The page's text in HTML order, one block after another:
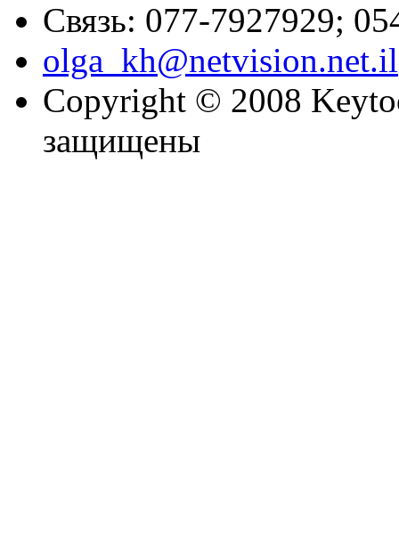
Связь: 077-7927929;
olga_kh@netvision.net.il
Copyright © 2008
защищены